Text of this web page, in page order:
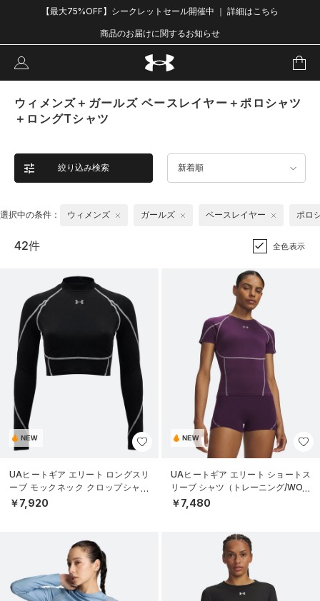
【最大75%OFF】シークレットセール開催中 ｜ 詳細はこちら
商品のお届けに関するお知らせ
ウィメンズ＋ガールズ ベースレイヤー＋ポロシャツ
＋ロングTシャツ
絞り込み検索 新着順
選択中の条件： ウィメンズ ガールズ ベースレイヤー ポロ
42件 全色表示
NEW
UAヒートギア エリート ロングスリ
ーブ モックネック クロップシャツ
（トレーニング/WOMEN）
￥7,920
NEW
UAヒートギア エリート ショートス
リーブ シャツ（トレーニング/WOM
EN）
￥7,480